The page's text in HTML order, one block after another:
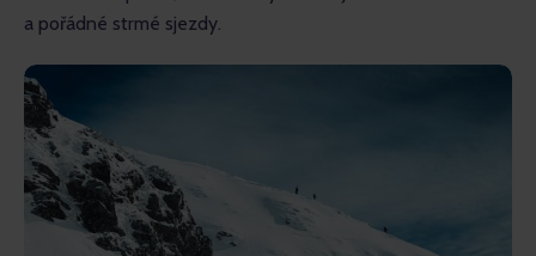
a pořádné strmé sjezdy.